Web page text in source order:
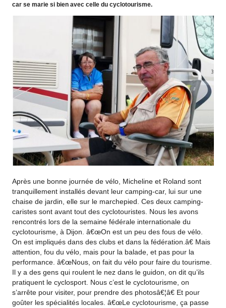
car se marie si bien avec celle du cyclotourisme.
Après une bonne journée de vélo, Micheline et Roland sont
tranquillement installés devant leur camping-car, lui sur une
chaise de jardin, elle sur le marchepied. Ces deux camping-
caristes sont avant tout des cyclotouristes. Nous les avons
rencontrés lors de la semaine fédérale internationale du
cyclotourisme, à Dijon. â€œOn est un peu des fous de vélo.
On est impliqués dans des clubs et dans la fédération.â€ Mais
attention, fou du vélo, mais pour la balade, et pas pour la
performance. â€œNous, on fait du vélo pour faire du tourisme.
Il y a des gens qui roulent le nez dans le guidon, on dit qu’ils
pratiquent le cyclosport. Nous c’est le cyclotourisme, on
s’arrête pour visiter, pour prendre des photosâ€¦â€ Et pour
goûter les spécialités locales. â€œLe cyclotourisme, ça passe